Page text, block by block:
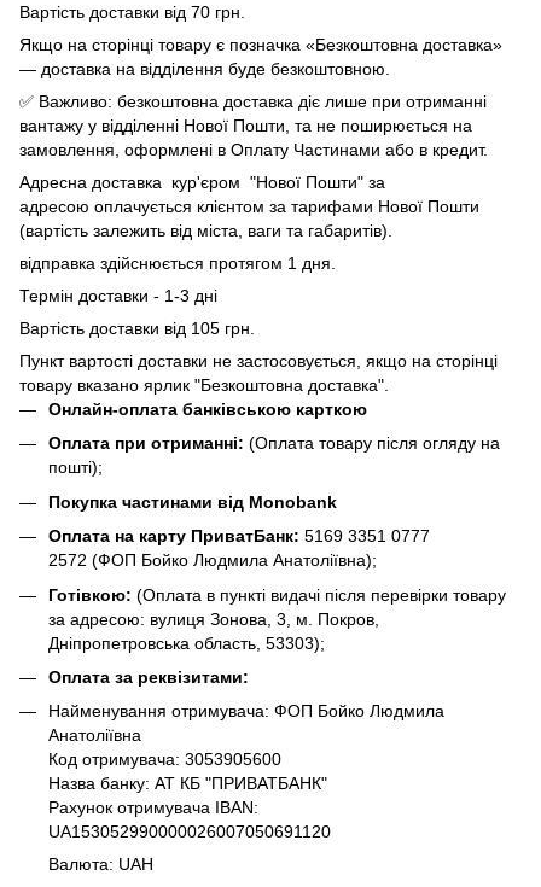
Вартість доставки від 70 грн.
Якщо на сторінці товару є позначка «Безкоштовна доставка»
— доставка на відділення буде безкоштовною.
✅ Важливо: безкоштовна доставка діє лише при отриманні
вантажу у відділенні Нової Пошти, та не поширюється на
замовлення, оформлені в Оплату Частинами або в кредит.
Адресна доставка кур'єром "Нової Пошти" за
адресою оплачується клієнтом за тарифами Нової Пошти
(вартість залежить від міста, ваги та габаритів).
відправка здійснюється протягом 1 дня.
Термін доставки - 1-3 дні
Вартість доставки від 105 грн.
Пункт вартості доставки не застосовується, якщо на сторінці
товару вказано ярлик "Безкоштовна доставка".
Онлайн-оплата банківською карткою
Оплата при отриманні: (Оплата товару після огляду на
пошті);
Покупка частинами від Monobank
Оплата на карту ПриватБанк: 5169 3351 0777
2572 (ФОП Бойко Людмила Анатоліївна);
Готівкою: (Оплата в пункті видачі після перевірки товару
за адресою: вулиця Зонова, 3, м. Покров,
Дніпропетровська область, 53303);
Оплата за реквізитами:
Найменування отримувача: ФОП Бойко Людмила
Анатоліївна
Код отримувача: 3053905600
Назва банку: АТ КБ "ПРИВАТБАНК"
Рахунок отримувача IBAN:
UA153052990000026007050691120
Валюта: UAH